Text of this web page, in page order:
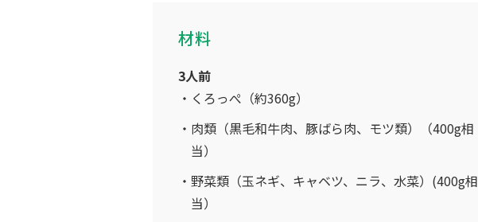
材料
3人前
くろっぺ（約360g）
肉類（黒毛和牛肉、豚ばら肉、モツ類）（400g相
当）
野菜類（玉ネギ、キャベツ、ニラ、水菜）(400g相
当）